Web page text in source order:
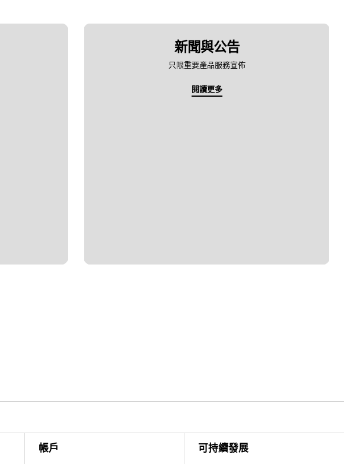
新聞與公告
只限重要產品服務宣佈
閱讀更多
帳戶 可持續發展